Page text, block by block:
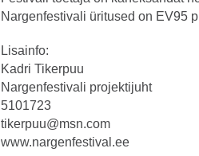
Nargenfestivali üritused on EV95
Lisainfo:
Kadri Tikerpuu
Nargenfestivali projektijuht
5101723
tikerpuu@msn.com
www.nargenfestival.ee